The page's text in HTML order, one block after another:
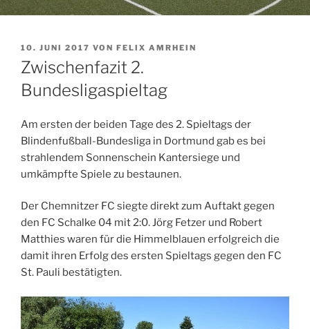
VERÖFFENTLICHT
AM
10. JUNI 2017 VON FELIX AMRHEIN
Zwischenfazit 2.
Bundesligaspieltag
Am ersten der beiden Tage des 2. Spieltags der
Blindenfußball-Bundesliga in Dortmund gab es bei
strahlendem Sonnenschein Kantersiege und
umkämpfte Spiele zu bestaunen.
Der Chemnitzer FC siegte direkt zum Auftakt gegen
den FC Schalke 04 mit 2:0. Jörg Fetzer und Robert
Matthies waren für die Himmelblauen erfolgreich die
damit ihren Erfolg des ersten Spieltags gegen den FC
St. Pauli bestätigten.